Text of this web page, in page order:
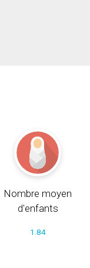
Nombre moyen
d'enfants
1.84